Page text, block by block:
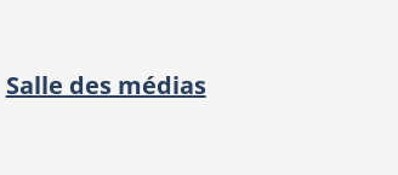
Salle des médias